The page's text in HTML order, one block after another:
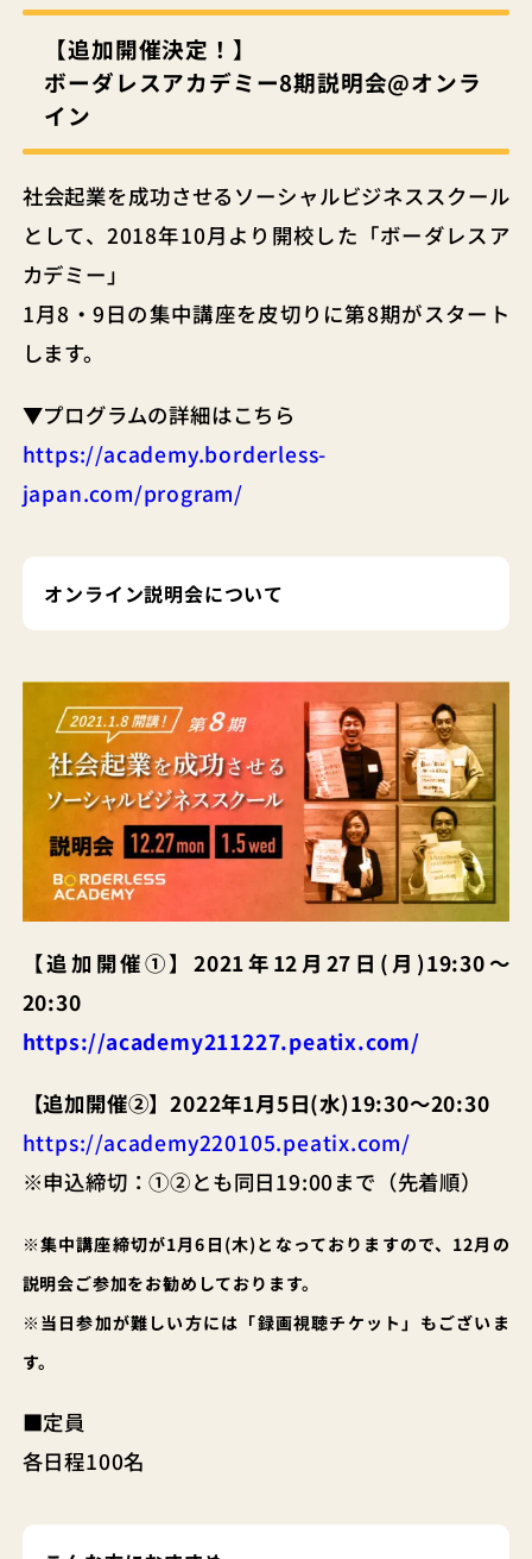
【追加開催決定！】
ボーダレスアカデミー8期説明会@オンラ
イン
社会起業を成功させるソーシャルビジネススクール
として、2018年10月より開校した「ボーダレスア
カデミー」
1月8・9日の集中講座を皮切りに第8期がスタート
します。
▼プログラムの詳細はこちら
https://academy.borderless-
japan.com/program/
オンライン説明会について
【追加開催①】2021年12月27日(月)19:30～
20:30
https://academy211227.peatix.com/
【追加開催②】2022年1月5日(水)19:30～20:30
https://academy220105.peatix.com/
※申込締切：①②とも同日19:00まで（先着順）
※集中講座締切が1月6日(木)となっておりますので、12月の
説明会ご参加をお勧めしております。
※当日参加が難しい方には「録画視聴チケット」もございま
す。
■定員
各日程100名